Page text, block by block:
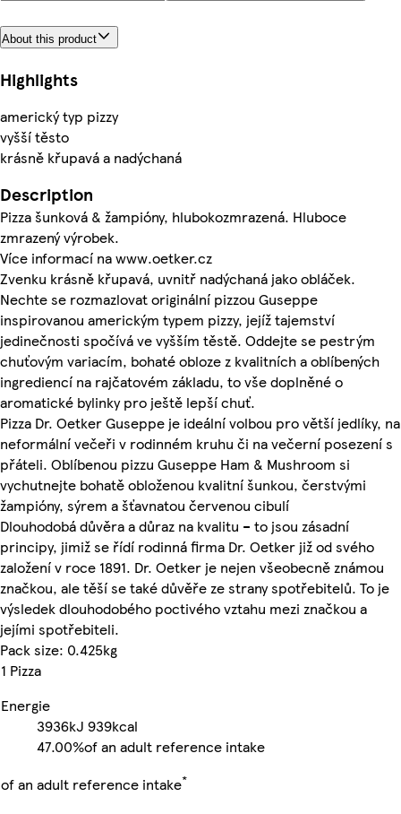
About this product
Highlights
americký typ pizzy
vyšší těsto
krásně křupavá a nadýchaná
Description
Pizza šunková & žampióny, hlubokozmrazená. Hluboce
zmrazený výrobek.
Více informací na www.oetker.cz
Zvenku krásně křupavá, uvnitř nadýchaná jako obláček.
Nechte se rozmazlovat originální pizzou Guseppe
inspirovanou americkým typem pizzy, jejíž tajemství
jedinečnosti spočívá ve vyšším těstě. Oddejte se pestrým
chuťovým variacím, bohaté obloze z kvalitních a oblíbených
ingrediencí na rajčatovém základu, to vše doplněné o
aromatické bylinky pro ještě lepší chuť.
Pizza Dr. Oetker Guseppe je ideální volbou pro větší jedlíky, na
neformální večeři v rodinném kruhu či na večerní posezení s
přáteli. Oblíbenou pizzu Guseppe Ham & Mushroom si
vychutnejte bohatě obloženou kvalitní šunkou, čerstvými
žampióny, sýrem a šťavnatou červenou cibulí
Dlouhodobá důvěra a důraz na kvalitu – to jsou zásadní
principy, jimiž se řídí rodinná firma Dr. Oetker již od svého
založení v roce 1891. Dr. Oetker je nejen všeobecně známou
značkou, ale těší se také důvěře ze strany spotřebitelů. To je
výsledek dlouhodobého poctivého vztahu mezi značkou a
jejími spotřebiteli.
Pack size: 0.425kg
1 Pizza
Energie
3936kJ 939kcal
47.00%of an adult reference intake
of an adult reference intake*